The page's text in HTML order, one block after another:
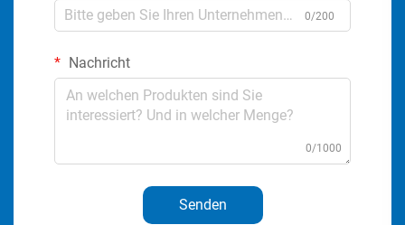
0/200
Nachricht
0/1000
Senden